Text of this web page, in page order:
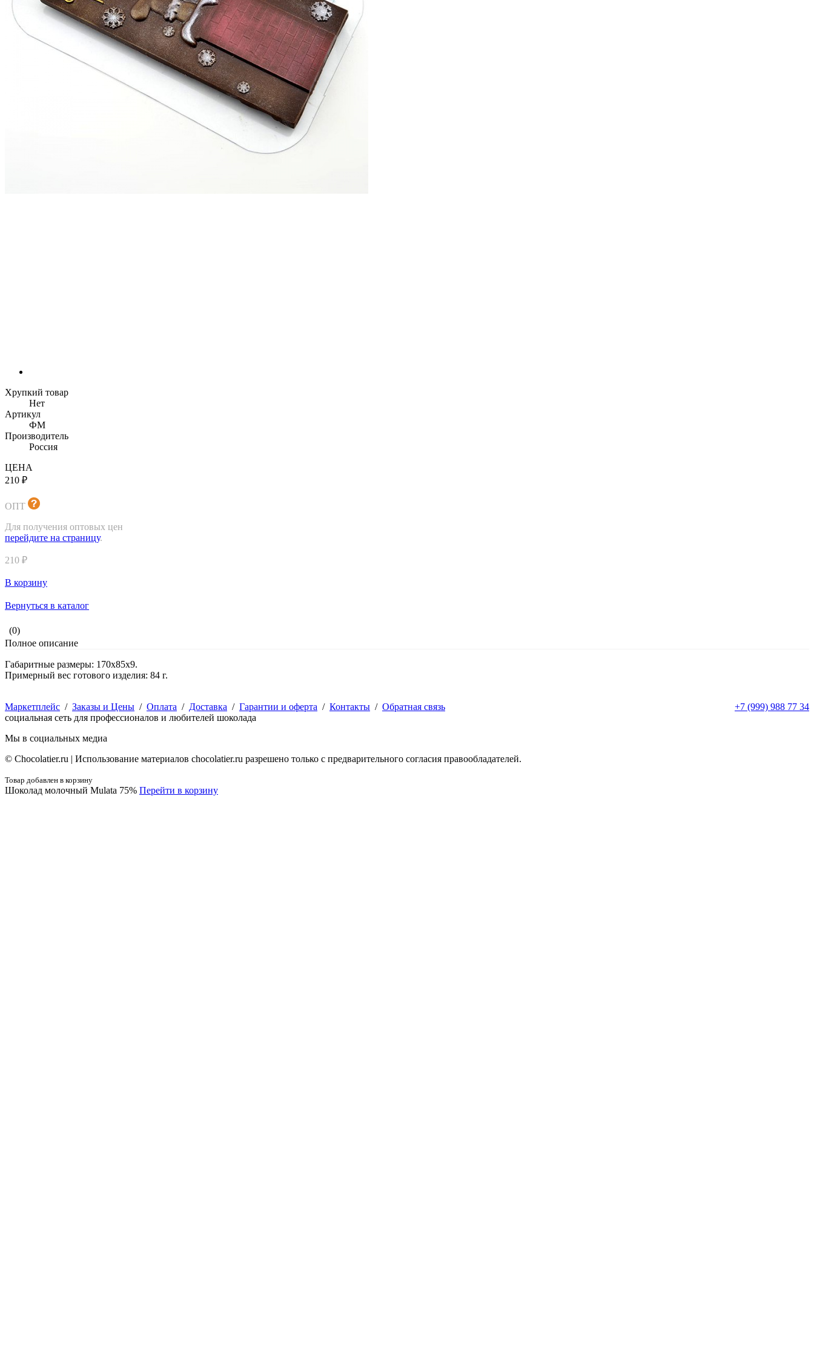
Хрупкий товар
Нет
Артикул
ФМ
Производитель
Россия
ЦЕНА
210 ₽
ОПТ
Для получения оптовых цен
перейдите на страницу.
210 ₽
В корзину
Вернуться в каталог
(0)
Полное описание
Габаритные размеры: 170х85х9.
Примерный вес готового изделия: 84 г.
+7 (999) 988 77 34
Маркетплейс / Заказы и Цены / Оплата / Доставка / Гарантии и оферта / Контакты / Обратная связь
социальная сеть для профессионалов и любителей шоколада
Мы в социальных медиа
© Сhocolatier.ru | Использование материалов chocolatier.ru разрешено только с предварительного согласия правообладателей.
Товар добавлен в корзину
Шоколад молочный Mulata 75% Перейти в корзину